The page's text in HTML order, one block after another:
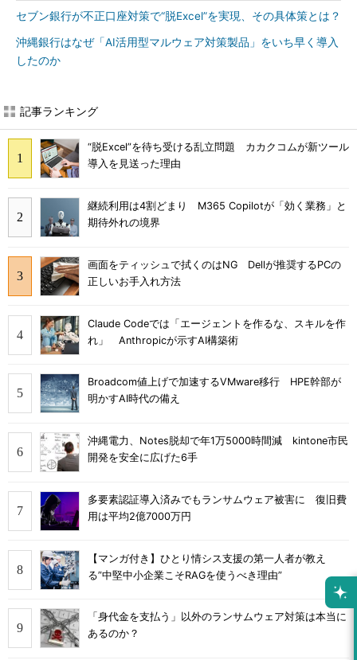
セブン銀行が不正口座対策で“脱Excel”を実現、その具体策とは？
沖縄銀行はなぜ「AI活用型マルウェア対策製品」をいち早く導入
したのか
記事ランキング
“脱Excel”を待ち受ける乱立問題 カカクコムが新ツール
導入を見送った理由
継続利用は4割どまり M365 Copilotが「効く業務」と
期待外れの境界
画面をティッシュで拭くのはNG Dellが推奨するPCの
正しいお手入れ方法
Claude Codeでは「エージェントを作るな、スキルを作
れ」 Anthropicが示すAI構築術
Broadcom値上げで加速するVMware移行 HPE幹部が
明かすAI時代の備え
沖縄電力、Notes脱却で年1万5000時間減 kintone市民
開発を安全に広げた6手
多要素認証導入済みでもランサムウェア被害に 復旧費
用は平均2億7000万円
【マンガ付き】ひとり情シス支援の第一人者が教え
る”中堅中小企業こそRAGを使うべき理由”
「身代金を支払う」以外のランサムウェア対策は本当に
あるのか？